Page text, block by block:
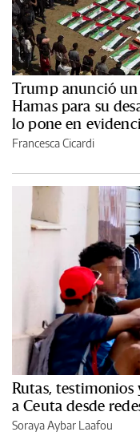
Trump anunció un
Hamas para su
lo pone en
Francesca Cicardi
Rutas, testimonios
a Ceuta desde
Soraya Aybar Laafou